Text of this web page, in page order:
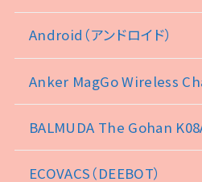
Android（アンドロイド）
Anker MagGo Wireless
BALMUDA The Gohan
ECOVACS（DEEBOT）